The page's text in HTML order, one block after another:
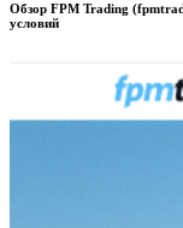
Обзор FPM Trading
условий